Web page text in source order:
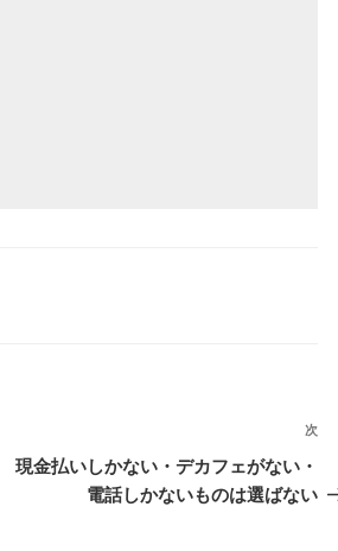
次
投
次
現金払いしかない・デカフェがない・
電話しかないものは選ばない